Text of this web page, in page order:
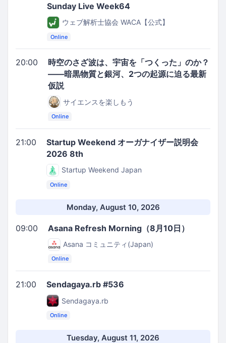
Sunday Live Week64
ウェブ解析士協会 WACA【公式】
Online
20:00
時空のさざ波は、宇宙を「つくった」のか？
――暗黒物質と銀河、2つの起源に迫る最新
仮説
サイエンスを楽しもう
Online
21:00
Startup Weekend オーガナイザー説明会
2026 8th
Startup Weekend Japan
Online
Monday, August 10, 2026
09:00 Asana Refresh Morning（8月10日）
Asana コミュニティ(Japan)
Online
21:00 Sendagaya.rb #536
Sendagaya.rb
Online
Tuesday, August 11, 2026